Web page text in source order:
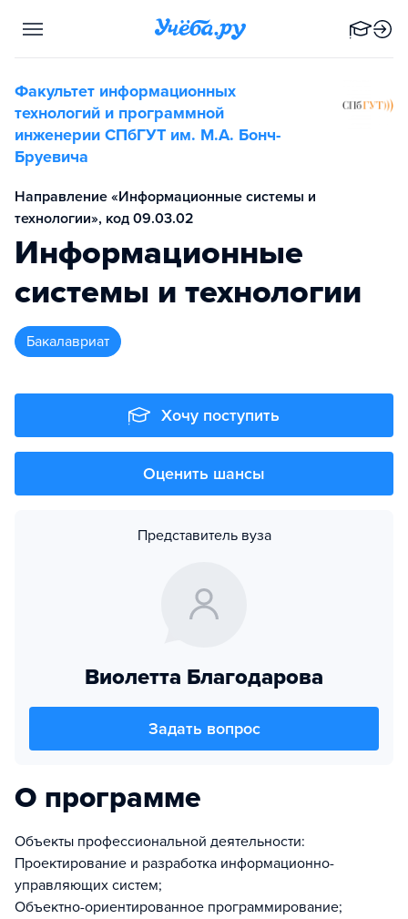
Факультет информационных
технологий и программной
инженерии СПбГУТ им. М.А. Бонч-
Бруевича
Направление «Информационные системы и
технологии», код 09.03.02
Информационные
системы и технологии
бакалавриат
Хочу поступить
Оценить шансы
Представитель вуза
Виолетта Благодарова
Задать вопрос
О программе
Объекты профессиональной деятельности:
Проектирование и разработка информационно-
управляющих систем;
Объектно-ориентированное программирование;